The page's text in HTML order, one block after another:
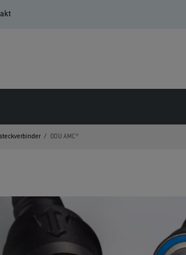
ODU AMC®